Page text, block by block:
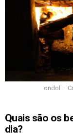
ondol –
Quais são os
dia?